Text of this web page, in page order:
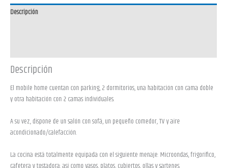
Descripción
Descripción
El mobile home cuentan con parking, 2 dormitorios, una habitación con cama doble
y otra habitación con 2 camas individuales.
A su vez, dispone de un salón con sofá, un pequeño comedor, TV y aire
acondicionado/calefacción.
La cocina está totalmente equipada con el siguiente menaje: Microondas, frigorífico,